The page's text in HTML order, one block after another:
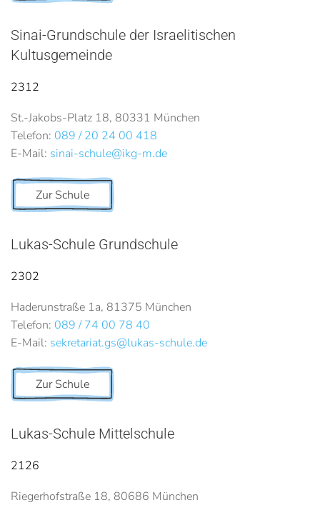
Sinai-Grundschule der Israelitischen
Kultusgemeinde
2312
St.-Jakobs-Platz 18, 80331 München
Telefon: 089 / 20 24 00 418
E-Mail: sinai-schule@ikg-m.de
Zur Schule
Lukas-Schule Grundschule
2302
Haderunstraße 1a, 81375 München
Telefon: 089 / 74 00 78 40
E-Mail: sekretariat.gs@lukas-schule.de
Zur Schule
Lukas-Schule Mittelschule
2126
Riegerhofstraße 18, 80686 München